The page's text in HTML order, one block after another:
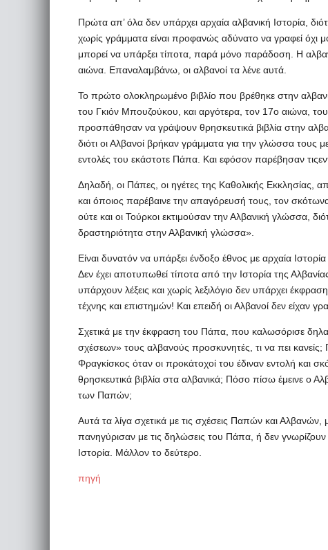
Πρώτα απ’ όλα δεν υπάρχει αρχαία αλβανική Ιστορία,
χωρίς γράμματα είναι προφανώς αδύνατο να γραφεί όχι
μπορεί να υπάρξει τίποτα, παρά μόνο παράδοση. Η
αιώνα. Επαναλαμβάνω, οι αλβανοί τα λένε αυτά.
Το πρώτο ολοκληρωμένο βιβλίο που βρέθηκε στην
του Γκιόν Μπουζούκου, και αργότερα, τον 17ο αιώνα, του
προσπάθησαν να γράψουν θρησκευτικά βιβλία στην
διότι οι Αλβανοί βρήκαν γράμματα για την γλώσσα τους
εντολές του εκάστοτε Πάπα. Και εφόσον παρέβησαν
Δηλαδή, οι Πάπες, οι ηγέτες της Καθολικής Εκκλησίας,
και όποιος παρέβαινε την απαγόρευσή τους, τον
ούτε και οι Τούρκοι εκτιμούσαν την Αλβανική γλώσσα,
δραστηριότητα στην Αλβανική γλώσσα».
Είναι δυνατόν να υπάρξει ένδοξο έθνος με αρχαία
Δεν έχει αποτυπωθεί τίποτα από την Ιστορία της
υπάρχουν λέξεις και χωρίς λεξιλόγιο δεν υπάρχει
τέχνης και επιστημών! Και επειδή οι Αλβανοί δεν είχαν
Σχετικά με την έκφραση του Πάπα, που καλωσόρισε
σχέσεων» τους αλβανούς προσκυνητές, τι να πει κανείς;
Φραγκίσκος όταν οι προκάτοχοί του έδιναν εντολή και
θρησκευτικά βιβλία στα αλβανικά; Πόσο πίσω έμεινε ο
των Παπών;
Αυτά τα λίγα σχετικά με τις σχέσεις Παπών και
πανηγύρισαν με τις δηλώσεις του Πάπα, ή δεν
Ιστορία. Μάλλον το δεύτερο.
πηγή